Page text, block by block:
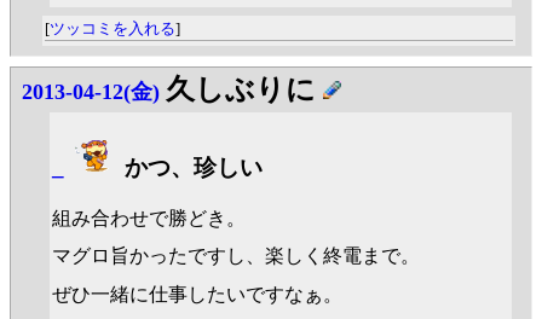
[ツッコミを入れる]
2013-04-12(金) 久しぶりに
かつ、珍しい
組み合わせで勝どき。
マグロ旨かったですし、楽しく終電まで。
ぜひ一緒に仕事したいですなぁ。